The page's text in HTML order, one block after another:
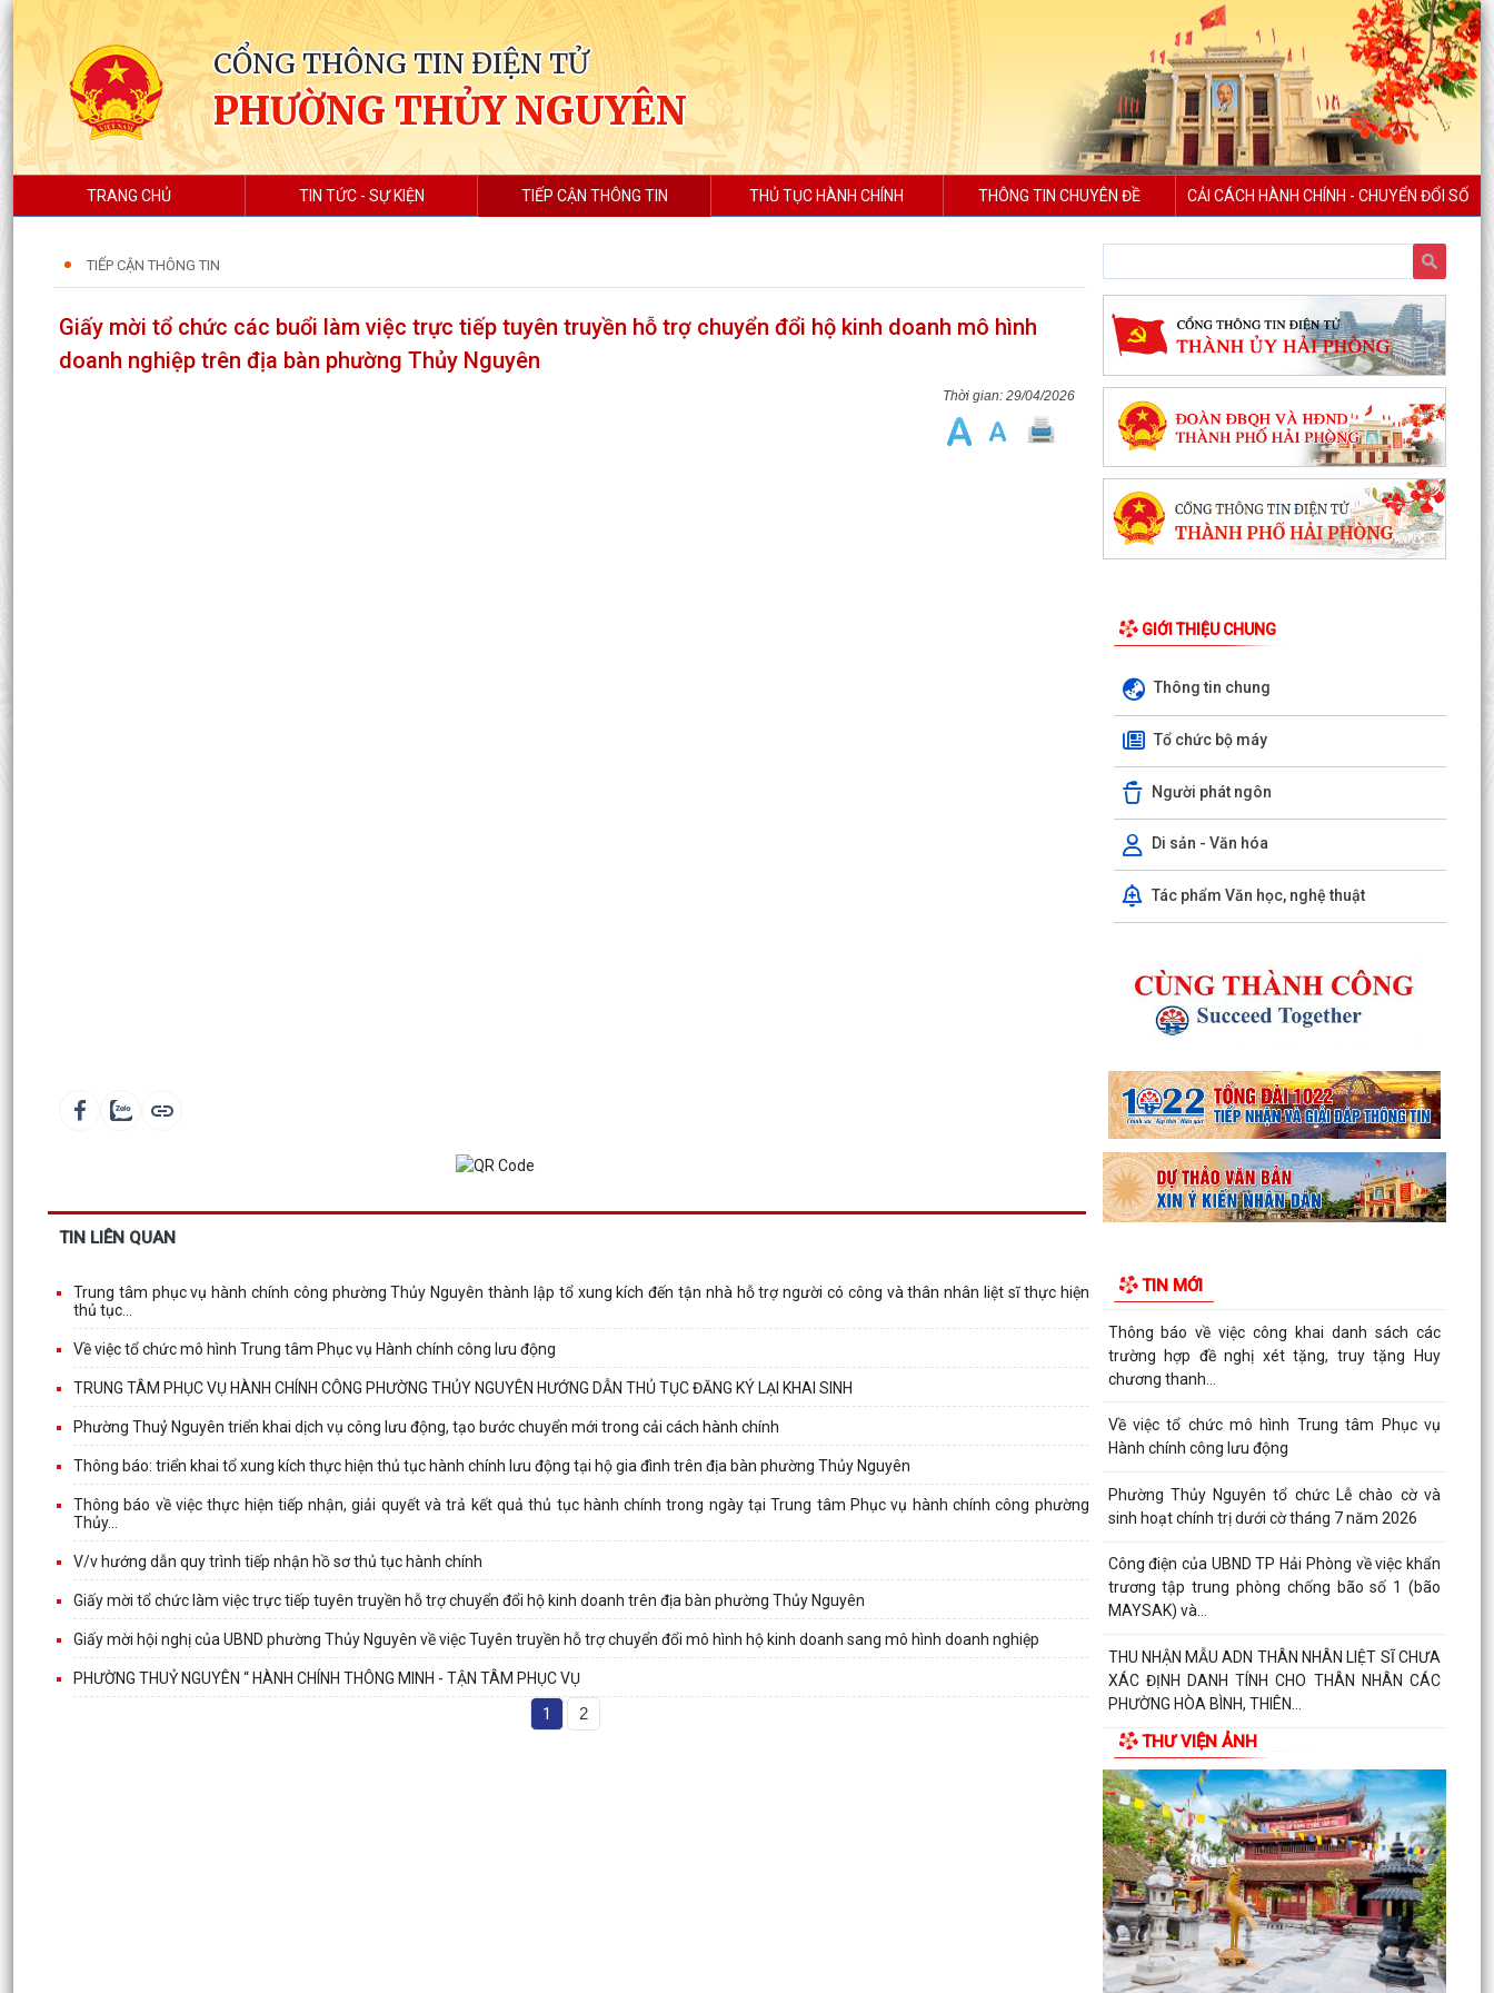
CỔNG THÔNG TIN ĐIỆN TỬ
PHƯỜNG THỦY NGUYÊN
TRANG CHỦ TIN TỨC - SỰ KIỆN TIẾP CẬN THÔNG TIN THỦ TỤC HÀNH CHÍNH THÔNG TIN CHUYÊN ĐỀ CẢI CÁCH HÀNH CHÍNH - CHUYỂN ĐỔI SỐ
TIẾP CẬN THÔNG TIN
Giấy mời tổ chức các buổi làm việc trực tiếp tuyên truyền hỗ trợ chuyển đổi hộ kinh doanh mô hình
doanh nghiệp trên địa bàn phường Thủy Nguyên
29/04/2026
TIN LIÊN QUAN
Trung tâm phục vụ hành chính công phường Thủy Nguyên thành lập tổ xung kích đến tận nhà hỗ trợ người có công và thân nhân liệt sĩ thực hiện
thủ tục...
Về việc tổ chức mô hình Trung tâm Phục vụ Hành chính công lưu động
TRUNG TÂM PHỤC VỤ HÀNH CHÍNH CÔNG PHƯỜNG THỦY NGUYÊN HƯỚNG DẪN THỦ TỤC ĐĂNG KÝ LẠI KHAI SINH
Phường Thuỷ Nguyên triển khai dịch vụ công lưu động, tạo bước chuyển mới trong cải cách hành chính
Thông báo: triển khai tổ xung kích thực hiện thủ tục hành chính lưu động tại hộ gia đình trên địa bàn phường Thủy Nguyên
Thông báo về việc thực hiện tiếp nhận, giải quyết và trả kết quả thủ tục hành chính trong ngày tại Trung tâm Phục vụ hành chính công phường
Thủy...
V/v hướng dẫn quy trình tiếp nhận hồ sơ thủ tục hành chính
Giấy mời tổ chức làm việc trực tiếp tuyên truyền hỗ trợ chuyển đổi hộ kinh doanh trên địa bàn phường Thủy Nguyên
Giấy mời hội nghị của UBND phường Thủy Nguyên về việc Tuyên truyền hỗ trợ chuyển đổi mô hình hộ kinh doanh sang mô hình doanh nghiệp
PHƯỜNG THUỶ NGUYÊN “ HÀNH CHÍNH THÔNG MINH - TẬN TÂM PHỤC VỤ
1 2
GIỚI THIỆU CHUNG
Thông tin chung
Tổ chức bộ máy
Người phát ngôn
Di sản - Văn hóa
Tác phẩm Văn học, nghệ thuật
TIN MỚI
Kế hoạch 90 ngày làm sạch, làm giàu, chuẩn
hóa dữ liệu của 12 cơ sở dữ liệu chuyên ngành y
HỘI ĐỒNG NHÂN DÂN PHƯỜNG THỦY NGUYÊN
KHÓA II, NHIỆM KỲ 2026...
hồi đất để thực hiện Dự án đầu tư xây dựng
tuyến...
án đầu tư xây dựng tuyến đường từ khu đô thị
Bắc sông...
bàn...
Thông báo về việc công khai danh sách các
trường hợp đề nghị xét tặng, truy tặng Huy
chương thanh...
Về việc tổ chức mô hình Trung tâm Phục vụ
Hành chính công lưu động
Phường Thủy Nguyên tổ chức Lễ chào cờ và
sinh hoạt chính trị dưới cờ tháng 7 năm 2026
Công điện của UBND TP Hải Phòng về việc khẩn
trương tập trung phòng chống bão số 1 (bão
MAYSAK) và...
THU NHẬN MẪU ADN THÂN NHÂN LIỆT SĨ CHƯA
XÁC ĐỊNH DANH TÍNH CHO THÂN NHÂN CÁC
PHƯỜNG HÒA BÌNH, THIÊN...
THÔNG BÁO Lịch tiếp công dân định kỳ của Chủ
tịch Ủy ban nhân dân phường Thủy Nguyên 6
tháng cuối...
PHƯỜNG THỦY NGUYÊN TRIỂN KHAI KẾ HOẠCH
THU NHẬN MẪU ADN THÂN NHÂN LIỆT SĨ CHƯA
XÁC ĐỊNH DANH TÍNH
PHƯỜNG THỦY NGUYÊN TRIỂN KHAI VẬN ĐỘNG
ỦNG HỘ QUỸ "ĐỀN ƠN ĐÁP NGHĨA" NĂM 2026
THƯ VIỆN ẢNH